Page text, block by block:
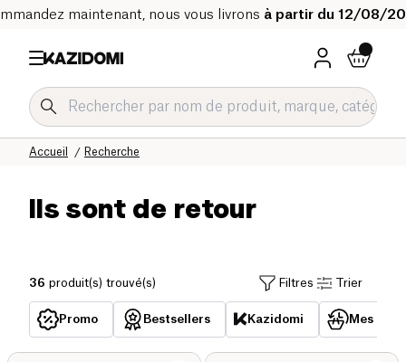
maintenant, nous vous livrons à partir du 12/08/
Recherche
Accueil
Ils sont de retour
36 produit(s) trouvé(s) Filtres Trier
Promo Bestsellers Kazidomi Mes